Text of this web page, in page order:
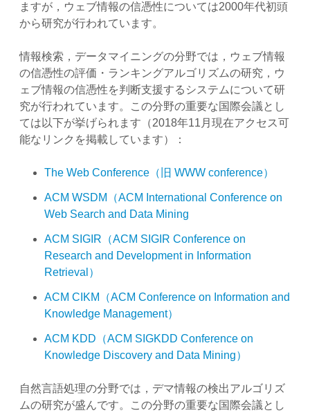
ますが，ウェブ情報の信憑性については2000年代初頭
から研究が行われています。
情報検索，データマイニングの分野では，ウェブ情報
の信憑性の評価・ランキングアルゴリズムの研究，ウ
ェブ情報の信憑性を判断支援するシステムについて研
究が行われています。この分野の重要な国際会議とし
ては以下が挙げられます（2018年11月現在アクセス可
能なリンクを掲載しています）：
The Web Conference（旧 WWW conference）
ACM WSDM（ACM International Conference on
Web Search and Data Mining
ACM SIGIR（ACM SIGIR Conference on
Research and Development in Information
Retrieval）
ACM CIKM（ACM Conference on Information and
Knowledge Management）
ACM KDD（ACM SIGKDD Conference on
Knowledge Discovery and Data Mining）
自然言語処理の分野では，デマ情報の検出アルゴリズ
ムの研究が盛んです。この分野の重要な国際会議とし